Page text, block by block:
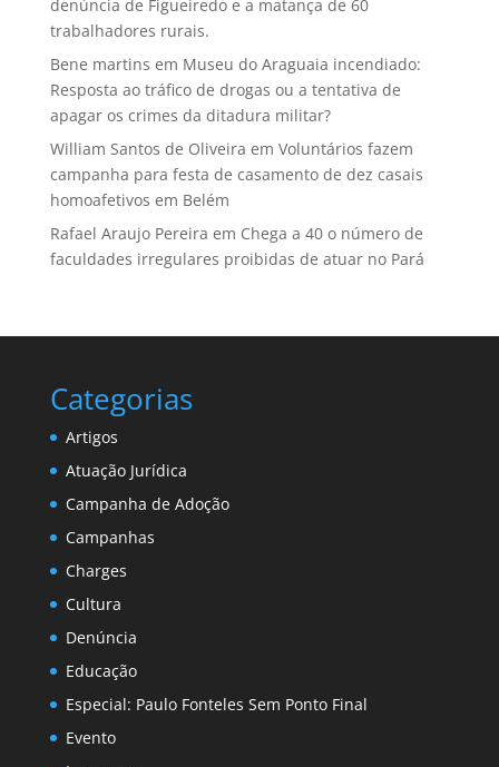
denúncia de Figueiredo e a matança de 60
trabalhadores rurais.
Bene martins em Museu do Araguaia incendiado:
Resposta ao tráfico de drogas ou a tentativa de
apagar os crimes da ditadura militar?
William Santos de Oliveira em Voluntários fazem
campanha para festa de casamento de dez casais
homoafetivos em Belém
Rafael Araujo Pereira em Chega a 40 o número de
faculdades irregulares proibidas de atuar no Pará
Categorias
Artigos
Atuação Jurídica
Campanha de Adoção
Campanhas
Charges
Cultura
Denúncia
Educação
Especial: Paulo Fonteles Sem Ponto Final
Evento